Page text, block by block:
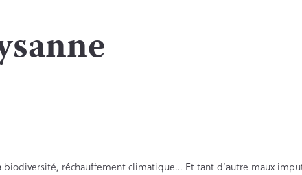
réchauffement climatique… Et tant d’autre maux